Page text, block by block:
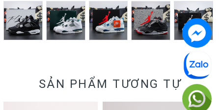
SẢN PHẨM TƯƠNG TỰ